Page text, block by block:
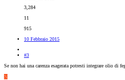
3,284
11
915
10 Febbraio 2015
#3
Se non hai una carenza esagerata potresti integrare olio di
N